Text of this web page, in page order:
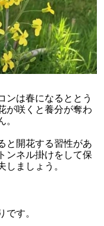
ンは春になるととう
が咲くと養分が奪わ
。
と開花する習性があ
ンネル掛けをして保
ましょう。
です。